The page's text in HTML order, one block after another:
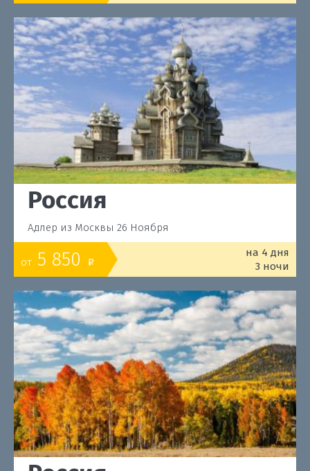
Россия
Адлер из Москвы 26 Ноября
от 5 850 o
на 4 дня
3 ночи